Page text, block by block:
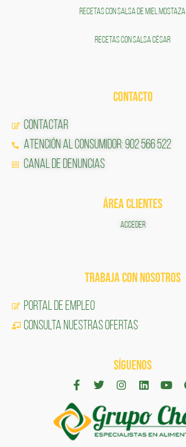
RECETAS CON SALSA DE MIEL MOSTAZA
RECETAS CON SALSA CÉSAR
CONTACTO
Contactar
Atención al Consumidor: 902 566 522
Canal de Denuncias
ÁREA CLIENTES
ACCEDER
TRABAJA CON NOSOTROS
Portal de Empleo
CONSULTA NUESTRAS OFERTAS
SÍGUENOS